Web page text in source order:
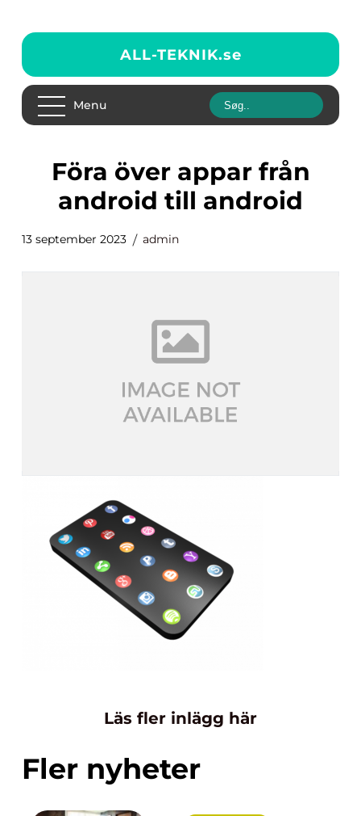
ALL-TEKNIK.se
Menu
föra över appar från
android till android
13 september 2023 admin
Läs fler inlägg här
Fler nyheter